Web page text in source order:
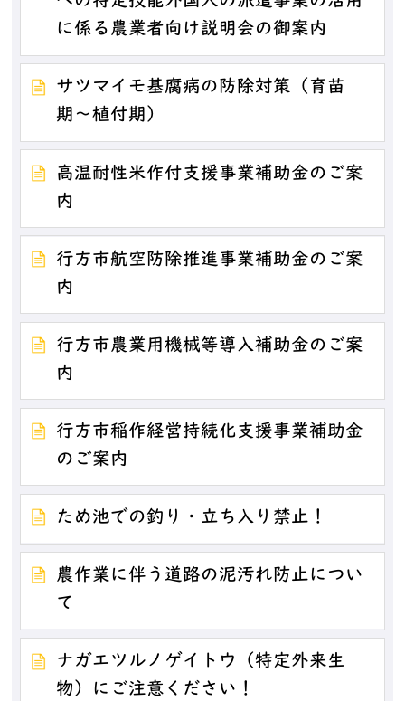
に係る農業者向け説明会の御案内
サツマイモ基腐病の防除対策（育苗
期〜植付期）
高温耐性米作付支援事業補助金のご案
内
行方市航空防除推進事業補助金のご案
内
行方市農業用機械等導入補助金のご案
内
行方市稲作経営持続化支援事業補助金
のご案内
ため池での釣り・立ち入り禁止！
農作業に伴う道路の泥汚れ防止につい
て
ナガエツルノゲイトウ（特定外来生
物）にご注意ください！